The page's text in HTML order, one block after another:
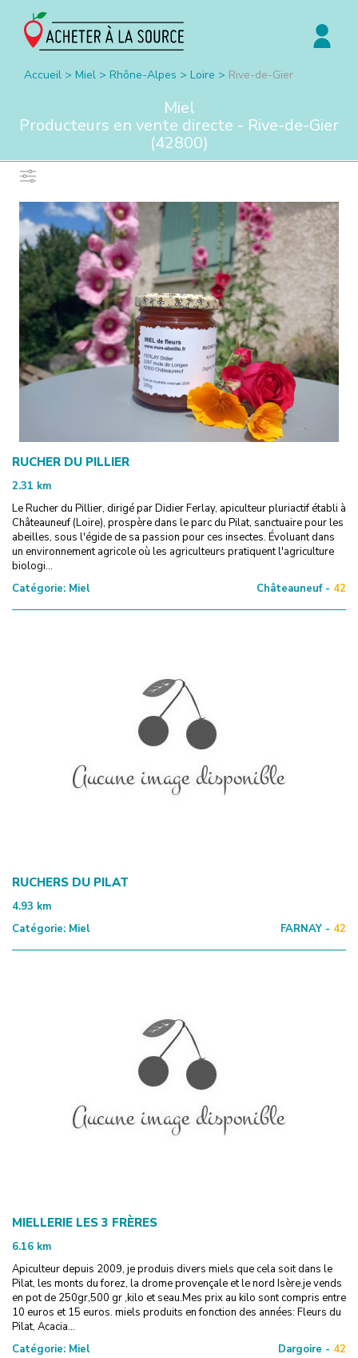
Accueil > Miel > Rhône-Alpes > Loire > Rive-de-Gier
Miel
Producteurs en vente directe - Rive-de-Gier
(42800)
RUCHER DU PILLIER
2.31 km
Le Rucher du Pillier, dirigé par Didier Ferlay, apiculteur pluriactif établi à
Châteauneuf (Loire), prospère dans le parc du Pilat, sanctuaire pour les
abeilles, sous l'égide de sa passion pour ces insectes. Évoluant dans
un environnement agricole où les agriculteurs pratiquent l'agriculture
biologi...
Catégorie: Miel Châteauneuf - 42
RUCHERS DU PILAT
4.93 km
Catégorie: Miel FARNAY - 42
MIELLERIE LES 3 FRÈRES
6.16 km
Apiculteur depuis 2009, je produis divers miels que cela soit dans le
Pilat, les monts du forez, la drome provençale et le nord Isère.je vends
en pot de 250gr,500 gr ,kilo et seau.Mes prix au kilo sont compris entre
10 euros et 15 euros. miels produits en fonction des années: Fleurs du
Pilat, Acacia...
Catégorie: Miel Dargoire - 42